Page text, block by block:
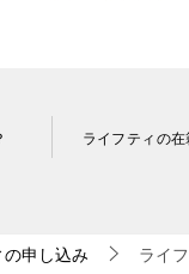
ライフティの
の申し込み ライ